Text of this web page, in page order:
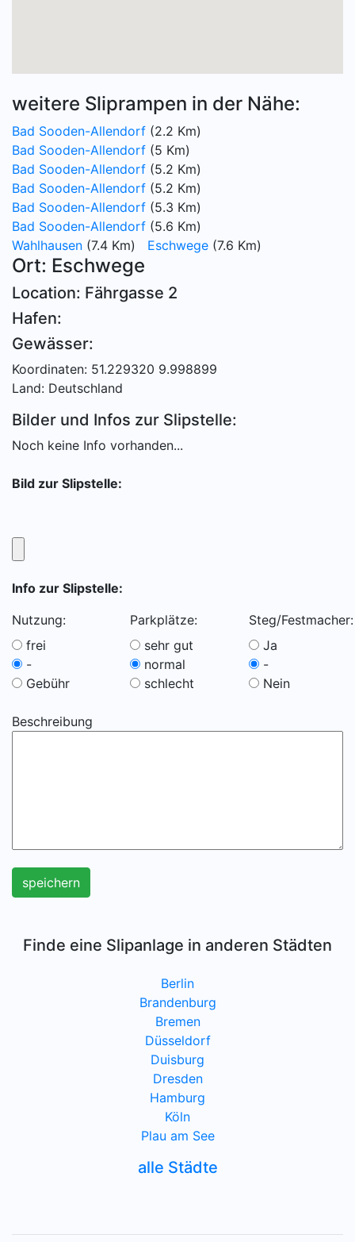
weitere Sliprampen in der Nähe:
Bad Sooden-Allendorf (2.2 Km)
Bad Sooden-Allendorf (5 Km)
Bad Sooden-Allendorf (5.2 Km)
Bad Sooden-Allendorf (5.2 Km)
Bad Sooden-Allendorf (5.3 Km)
Bad Sooden-Allendorf (5.6 Km)
Wahlhausen (7.4 Km) Eschwege (7.6 Km)
Ort: Eschwege
Location: Fährgasse 2
Hafen:
Gewässer:
Koordinaten: 51.229320 9.998899
Land: Deutschland
Bilder und Infos zur Slipstelle:
Noch keine Info vorhanden...
Bild zur Slipstelle:
Info zur Slipstelle:
Nutzung:
frei
-
Gebühr
Parkplätze:
sehr gut
normal
schlecht
Steg/Festmacher:
Ja
-
Nein
Beschreibung
speichern
Finde eine Slipanlage in anderen Städten
Berlin
Brandenburg
Bremen
Düsseldorf
Duisburg
Dresden
Hamburg
Köln
Plau am See
alle Städte